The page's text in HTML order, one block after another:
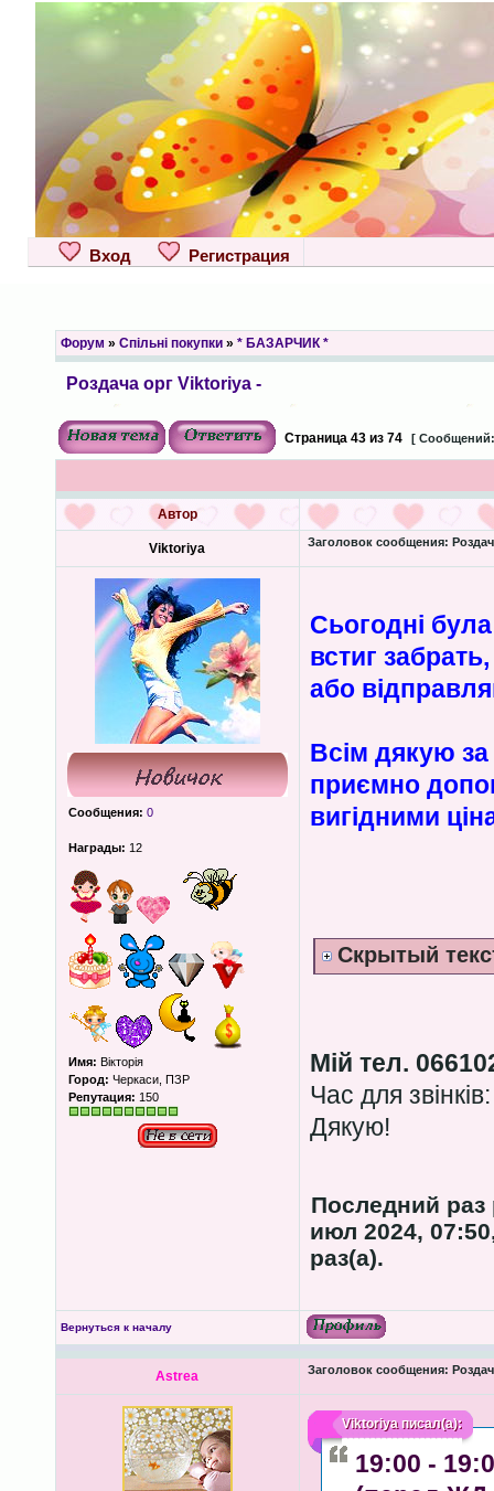
Вход Регистрация
Форум » Спільні покупки» * БАЗАРЧИК *
Роздача орг Viktoriya -
Страница 43из 74 [
Автор
Viktoriya Заголовок сообщения:
Сообщения: 0
Награды: 12
Имя: Вікторія
Город: Черкаси, ПЗР
Репутация: 150
Сьогодні
встиг
або
Всім дякую за
приємно
вигідними
Скрытый
Мій тел.
Час для
Дякую!
Последний
июл 2024,
раз(а).
Вернуться к началу
Astrea Заголовок сообщения:
Viktoriyaписал(а):
19:00 -